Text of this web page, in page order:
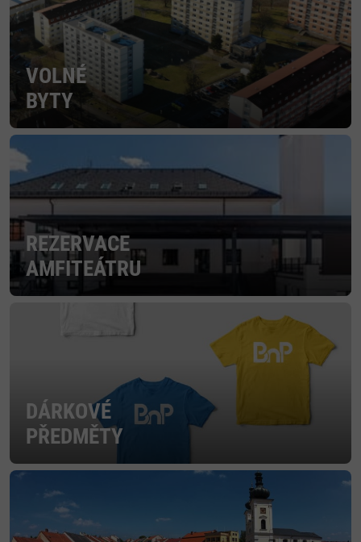
VOLNÉ
BYTY
REZERVACE
AMFITEÁTRU
DÁRKOVÉ
PŘEDMĚTY